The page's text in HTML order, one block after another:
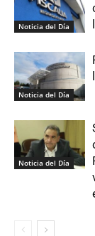
Noticia del Día
Noticia del Día
Noticia del Día